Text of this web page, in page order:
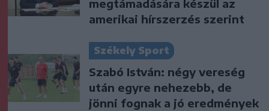
megtámadására készül az
amerikai hírszerzés szerint
Székely Sport
Szabó István: négy vereség
után egyre nehezebb, de
jönni fognak a jó eredmények